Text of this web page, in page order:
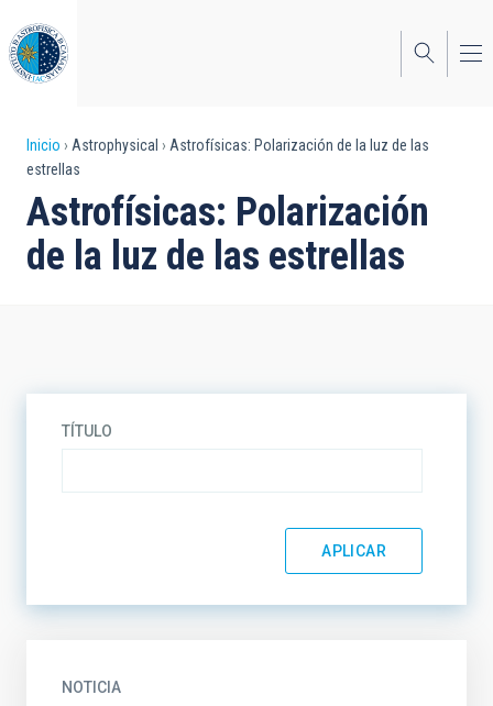
al
contenido
principal
Sobrescribir
enlaces
de
ayuda
Inicio Astrophysical
Astrofísicas: Polarización de la luz de las
estrellas
Astrofísicas: Polarización
de la luz de las estrellas
TÍTULO
NOTICIA